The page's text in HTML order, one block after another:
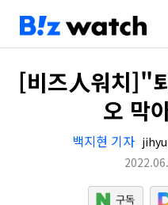
[비즈人워치]"
오 막
백지현 기자